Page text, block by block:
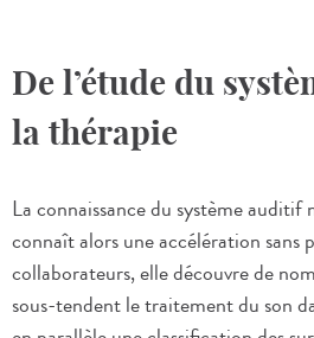
De l’étude du
la thérapie
La connaissance du système
connaît alors une accélération sans
collaborateurs, elle découvre de
sous-tendent le traitement du son